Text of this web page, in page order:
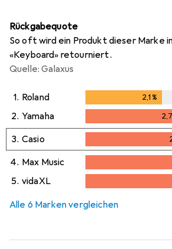
Rückgabequote
So oft wird ein Produkt dieser Marke
«Keyboard» retourniert.
Quelle: Galaxus
1. Roland 2,1%
2. Yamaha 2,7
3. Casio
4. Max Music
4,4%
5. vidaXL
Alle 6 Marken vergleichen